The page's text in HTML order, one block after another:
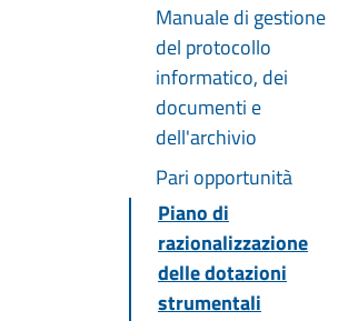
Manuale di gestione
del protocollo
informatico, dei
documenti e
dell'archivio
Pari opportunità
Piano di
razionalizzazione
delle dotazioni
strumentali